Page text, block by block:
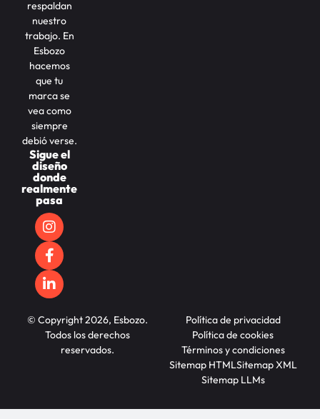
respaldan
nuestro
trabajo. En
Esbozo
hacemos
que tu
marca se
vea como
siempre
debió verse.
Sigue el
diseño
donde
realmente
pasa
© Copyright 2026, Esbozo.
Todos los derechos
reservados.
Política de privacidad
Política de cookies
Términos y condiciones
Sitemap HTMLSitemap XML
Sitemap LLMs